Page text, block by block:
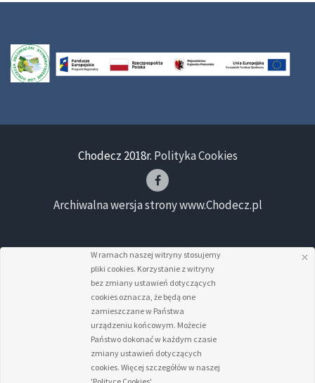
Chodecz 2018r. Polityka Cookies
Archiwalna wersja strony www.Chodecz.pl
W ramach naszej witryny stosujemy
pliki cookies. Korzystanie z witryny
bez zmiany ustawień dotyczących
cookies oznacza, że będą one
zamieszczane w Państwa
urządzeniu końcowym. Możecie
Państwo dokonać w każdym czasie
zmiany ustawień dotyczących
cookies. Więcej szczegółów w naszej